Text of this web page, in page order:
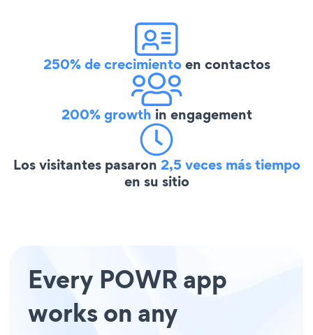
250% de crecimientoen contactos
200% growth in engagement
Los visitantes pasaron 2,5 veces más tiempo
en su sitio
Every POWR app
works on any